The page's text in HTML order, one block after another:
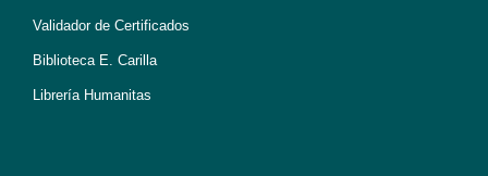
Validador de Certificados
Biblioteca E. Carilla
Librería Humanitas